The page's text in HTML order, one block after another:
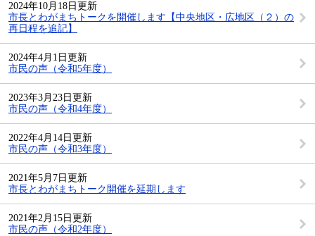
2024年10月18日更新
市長とわがまちトークを開催します【中央地区・広地区（２）の
再日程を追記】
2024年4月1日更新
市民の声（令和5年度）
2023年3月23日更新
市民の声（令和4年度）
2022年4月14日更新
市民の声（令和3年度）
2021年5月7日更新
市長とわがまちトーク開催を延期します
2021年2月15日更新
市民の声（令和2年度）